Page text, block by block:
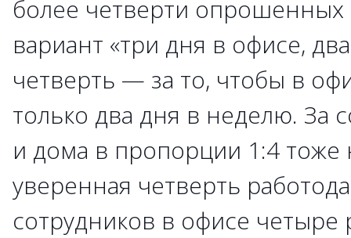
более четверти
вариант «три дня в офисе,
четверть — за то, чтобы в
только два дня в неделю. За
и дома в пропорции 1:4 тоже
уверенная четверть
сотрудников в офисе четыре